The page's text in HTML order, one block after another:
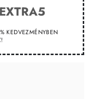
EXTRA5
KEDVEZMÉNYBEN